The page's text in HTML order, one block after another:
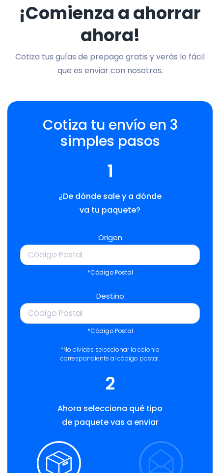
¡Comienza a ahorrar
ahora!
Cotiza tus guías de prepago gratis y verás lo fácil
que es enviar con nosotros.
Cotiza tu envío en 3
simples pasos
1
¿De dónde sale y a dónde
va tu paquete?
Origen
*Código Postal
Destino
*Código Postal
*No olvides seleccionar la colonia
correspondiente al código postal.
2
Ahora selecciona qué tipo
de paquete vas a enviar